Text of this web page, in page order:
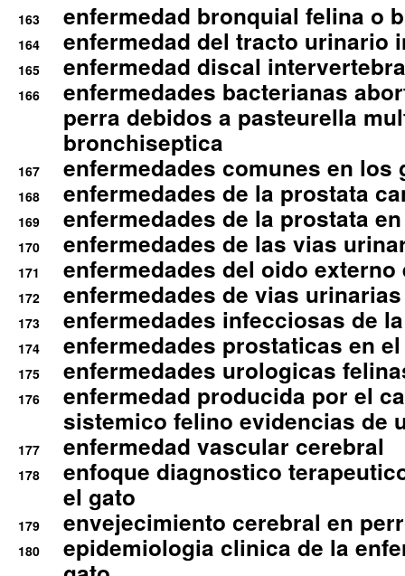
163 enfermedad bronquial felina o
164 enfermedad del tracto urinario
165 enfermedad discal
166
enfermedades bacterianas
perra debidos a pasteurella
bronchiseptica
167 enfermedades comunes en los
168 enfermedades de la prostata
169 enfermedades de la prostata
170 enfermedades de las vias
171 enfermedades del oido
172 enfermedades de vias
173 enfermedades infecciosas de
174 enfermedades prostaticas en
175 enfermedades urologicas
176
enfermedad producida por el
sistemico felino evidencias de
177 enfermedad vascular cerebral
178
enfoque diagnostico
el gato
179 envejecimiento cerebral en
180
epidemiologia clinica de la